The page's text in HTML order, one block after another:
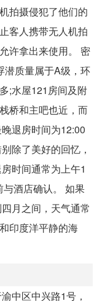
拍摄侵犯了他们的
客人携带无人机拍
许拿出来使用。 密
潜质量属于A级，环
;水屋121房间及附
桥和主吧也近，而
退房时间为12:00
除了美好的回忆，
时间通常为上午1
酒店确认。 如果
月之间，天气通常
印度洋平静的海
中区中兴路1号，